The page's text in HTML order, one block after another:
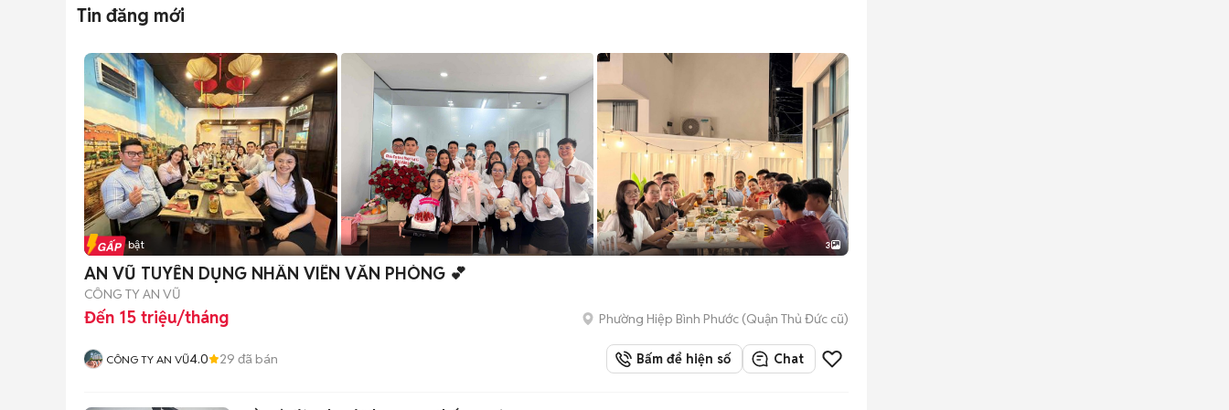
Tin đăng mới
Tin nổi bật 3
AN VŨ TUYỂN DỤNG NHÂN VIÊN VĂN PHÒNG 💕
CÔNG TY AN VŨ
Đến 15 triệu/tháng Phường Hiệp Bình Phước (Quận Thủ Đức cũ)
CÔNG TY AN VŨ4.0 29 đã bán Bấm để hiện số Chat